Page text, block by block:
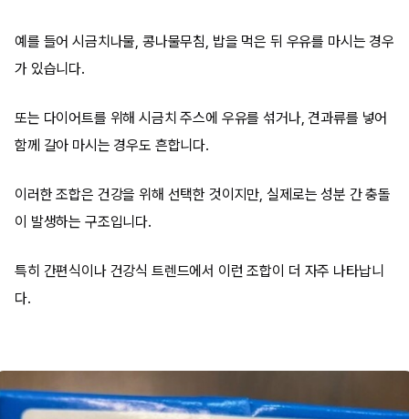
예를 들어 시금치나물, 콩나물무침, 밥을 먹은 뒤 우유를 마시는 경우
가 있습니다.
또는 다이어트를 위해 시금치 주스에 우유를 섞거나, 견과류를 넣어
함께 갈아 마시는 경우도 흔합니다.
이러한 조합은 건강을 위해 선택한 것이지만, 실제로는 성분 간 충돌
이 발생하는 구조입니다.
특히 간편식이나 건강식 트렌드에서 이런 조합이 더 자주 나타납니
다.